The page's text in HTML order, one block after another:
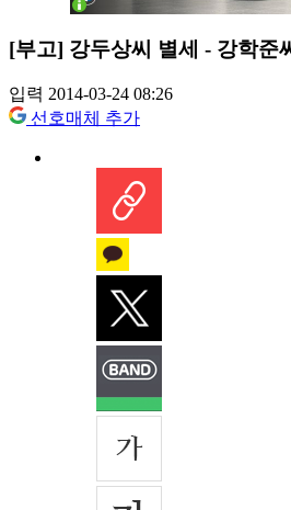
[부고] 강두상씨 별세 - 강학준
입력 2014-03-24 08:26
선호매체 추가